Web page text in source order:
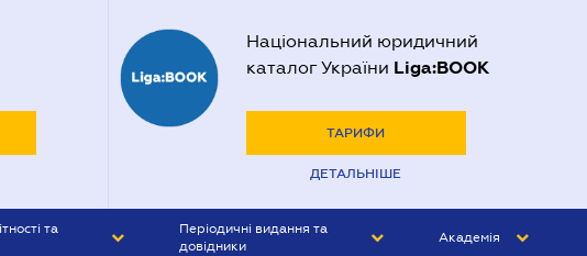
Національний юридичний
каталог України Liga:BOOK
ТАРИФИ
ДЕТАЛЬНІШЕ
та
Періодичні видання та
довідники
Академія